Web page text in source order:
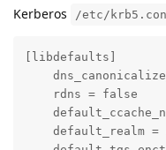
Kerberos /etc/
[libdefaults]
    rdns = false
default_realm =